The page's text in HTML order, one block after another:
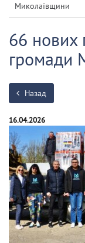
Миколаївщини
66 нових
громади
Назад
16.04.2026